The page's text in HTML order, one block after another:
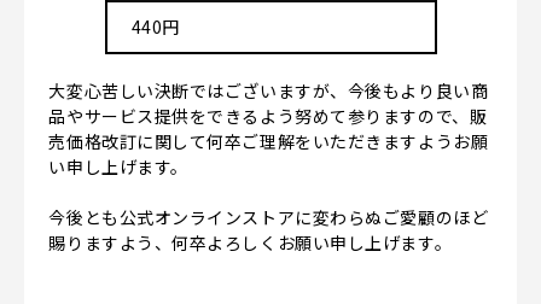
440円
大変心苦しい決断ではございますが、今後もより良い商
品やサービス提供をできるよう努めて参りますので、販
売価格改訂に関して何卒ご理解をいただきますようお願
い申し上げます。
今後とも公式オンラインストアに変わらぬご愛顧のほど
賜りますよう、何卒よろしくお願い申し上げます。